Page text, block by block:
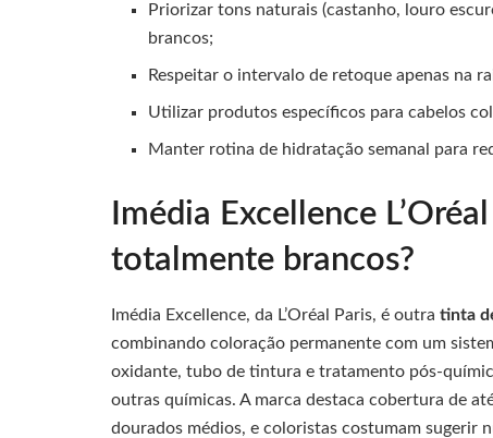
Priorizar tons naturais (castanho, louro
brancos;
Respeitar o intervalo de retoque apenas na
Utilizar produtos específicos para cabelos
Manter rotina de hidratação semanal para
Imédia Excellence
totalmente brancos?
Imédia Excellence, da L’Oréal Paris, é outra tinta
combinando coloração permanente com um
oxidante, tubo de tintura e tratamento pós-
outras químicas. A marca destaca cobertura de
dourados médios, e coloristas costumam sugerir